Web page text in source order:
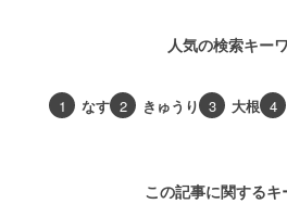
人気の検索キー
1 なす 2 きゅうり 3 大根 4
この記事に関するキ